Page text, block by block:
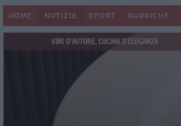
HOME NOTIZIE SPORT RUBRICHE